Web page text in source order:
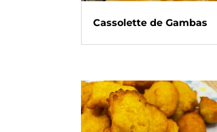
Cassolette de Gambas